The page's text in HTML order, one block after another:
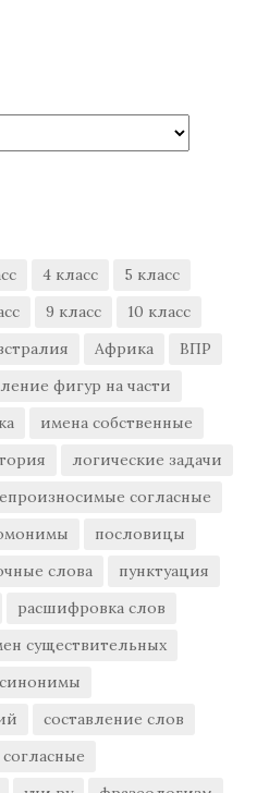
4 класс
5 класс
9 класс
10 класс
Африка
ВПР
фигур на части
имена собственные
логические задачи
согласные
пословицы
слова
пунктуация
расшифровка слов
существительных
синонимы
составление слов